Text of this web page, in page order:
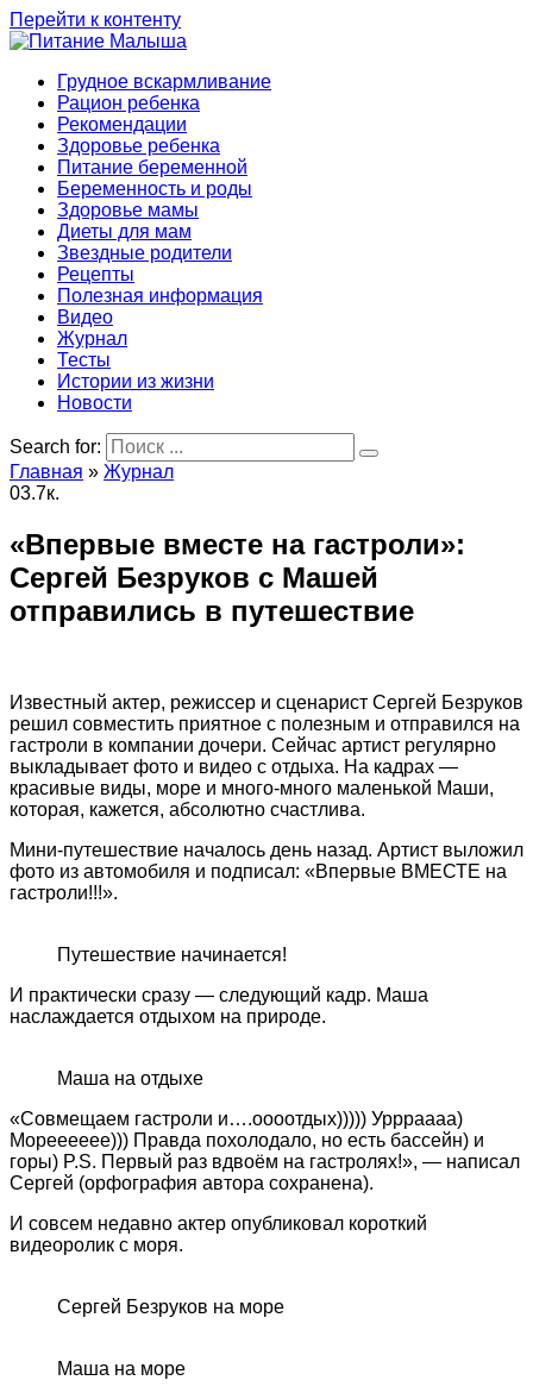
Перейти к контенту
Грудное вскармливание
Рацион ребенка
Рекомендации
Здоровье ребенка
Питание беременной
Беременность и роды
Здоровье мамы
Диеты для мам
Звездные родители
Рецепты
Полезная информация
Видео
Журнал
Тесты
Истории из жизни
Новости
Search for:
Главная » Журнал
03.7к.
«Впервые вместе на гастроли»:
Сергей Безруков с Машей
отправились в путешествие
Известный актер, режиссер и сценарист Сергей Безруков
решил совместить приятное с полезным и отправился на
гастроли в компании дочери. Сейчас артист регулярно
выкладывает фото и видео с отдыха. На кадрах —
красивые виды, море и много-много маленькой Маши,
которая, кажется, абсолютно счастлива.
Мини-путешествие началось день назад. Артист выложил
фото из автомобиля и подписал: «Впервые ВМЕСТЕ на
гастроли!!!».
Путешествие начинается!
И практически сразу — следующий кадр. Маша
наслаждается отдыхом на природе.
Маша на отдыхе
«Совмещаем гастроли и….оооотдых))))) Уррраааа)
Морееееее))) Правда похолодало, но есть бассейн) и
горы) P.S. Первый раз вдвоём на гастролях!», — написал
Сергей (орфография автора сохранена).
И совсем недавно актер опубликовал короткий
видеоролик с моря.
Сергей Безруков на море
Маша на море